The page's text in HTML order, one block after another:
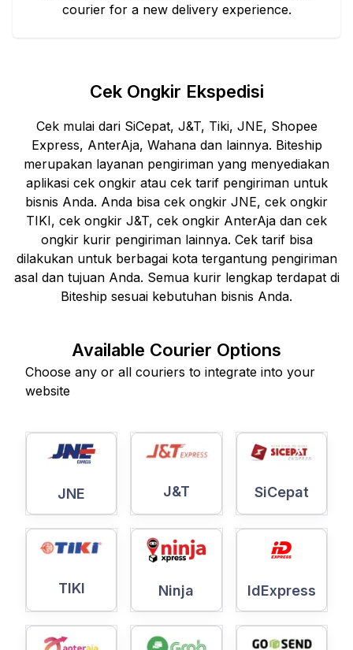
courier for a new delivery experience.
Cek Ongkir Ekspedisi
Cek mulai dari SiCepat, J&T, Tiki, JNE, Shopee
Express, AnterAja, Wahana dan lainnya. Biteship
merupakan layanan pengiriman yang menyediakan
aplikasi cek ongkir atau cek tarif pengiriman untuk
bisnis Anda. Anda bisa cek ongkir JNE, cek ongkir
TIKI, cek ongkir J&T, cek ongkir AnterAja dan cek
ongkir kurir pengiriman lainnya. Cek tarif bisa
dilakukan untuk berbagai kota tergantung pengiriman
asal dan tujuan Anda. Semua kurir lengkap terdapat di
Biteship sesuai kebutuhan bisnis Anda.
Available Courier Options
Choose any or all couriers to integrate into your
website
JNE J&T SiCepat
TIKI Ninja IdExpress